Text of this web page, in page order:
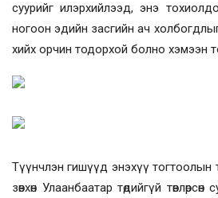
суурийг илэрхийлээд, энэ
ногоон эдийн засгийн ач холбогдлыг
хийх орчин тодорхой болно хэмээн
Түүнчлэн гишүүд энэхүү тогтоолын
зөвхөн Улаанбаатар төдийгүй